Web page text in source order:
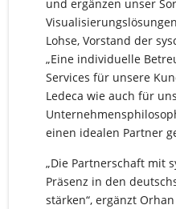
und ergänzen unser
Lohse, Vorstand der
„Eine individuelle
Services für unsere
Ledeca wie auch für
einen idealen Partner
„Die Partnerschaft mit
Präsenz in den
stärken“, ergänzt